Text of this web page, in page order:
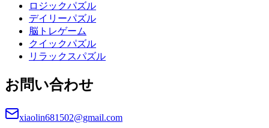
ロジックパズル
デイリーパズル
脳トレゲーム
クイックパズル
リラックスパズル
お問い合わせ
xiaolin681502@gmail.com